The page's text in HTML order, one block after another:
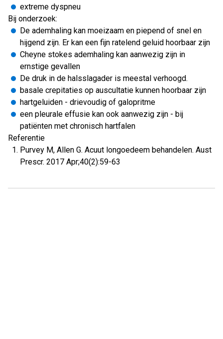
extreme dyspneu
Bij onderzoek:
De ademhaling kan moeizaam en piepend of snel en
hijgend zijn. Er kan een fijn ratelend geluid hoorbaar zijn
Cheyne stokes ademhaling kan aanwezig zijn in
ernstige gevallen
De druk in de halsslagader is meestal verhoogd.
basale crepitaties op auscultatie kunnen hoorbaar zijn
hartgeluiden - drievoudig of galopritme
een pleurale effusie kan ook aanwezig zijn - bij
patiënten met chronisch hartfalen
Referentie
Purvey M, Allen G. Acuut longoedeem behandelen. Aust
Prescr. 2017 Apr;40(2):59-63